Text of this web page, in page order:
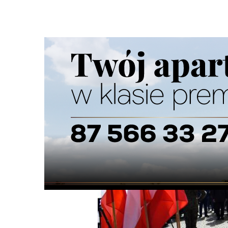
Ścieżka
nawigacyjna
Strona główna
Z ŻYCIA MIASTA 03/05/2023/ 3 Komentarzy
Miejskie obchody Święta Konstytucji 3